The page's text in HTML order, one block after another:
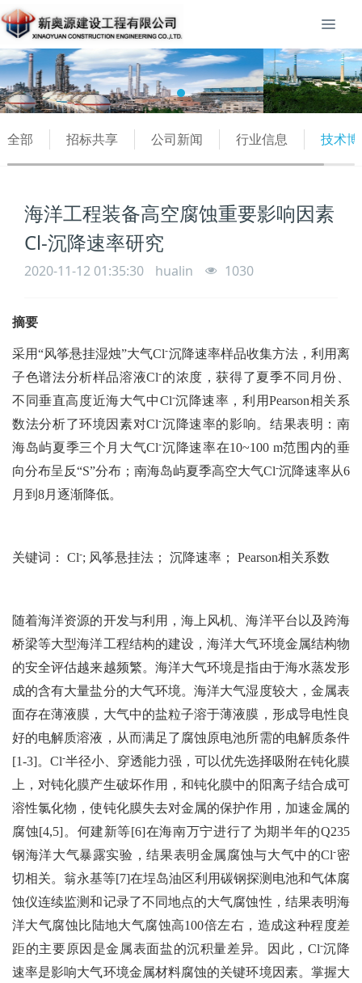
全部 招标共享 公司新闻 行业信息 技术
海洋工程装备高空腐蚀重要影响因素
Cl-沉降速率研究
2020-11-12 01:35:30 hualin 1030
摘要
采用“风筝悬挂湿烛”大气Cl-沉降速率样品收集方法，利用离
子色谱法分析样品溶液Cl-的浓度，获得了夏季不同月份、
不同垂直高度近海大气中Cl-沉降速率，利用Pearson相关系
数法分析了环境因素对Cl-沉降速率的影响。结果表明：南
海岛屿夏季三个月大气Cl-沉降速率在10~100 m范围内的垂
向分布呈反“S”分布；南海岛屿夏季高空大气Cl-沉降速率从6
月到8月逐渐降低。
关键词： Cl-; 风筝悬挂法； 沉降速率； Pearson相关系数
随着海洋资源的开发与利用，海上风机、海洋平台以及跨海
桥梁等大型海洋工程结构的建设，海洋大气环境金属结构物
的安全评估越来越频繁。海洋大气环境是指由于海水蒸发形
成的含有大量盐分的大气环境。海洋大气湿度较大，金属表
面存在薄液膜，大气中的盐粒子溶于薄液膜，形成导电性良
好的电解质溶液，从而满足了腐蚀原电池所需的电解质条件
[1-3]。 Cl-半径小、穿透能力强，可以优先选择吸附在钝化膜
上，对钝化膜产生破坏作用，和钝化膜中的阳离子结合成可
溶性氯化物，使钝化膜失去对金属的保护作用，加速金属的
腐蚀[4,5]。何建新等[6]在海南万宁进行了为期半年的Q235
钢海洋大气暴露实验，结果表明金属腐蚀与大气中的Cl-密
切相关。翁永基等[7]在埕岛油区利用碳钢探测电池和气体腐
蚀仪连续监测和记录了不同地点的大气腐蚀性，结果表明海
洋大气腐蚀比陆地大气腐蚀高100倍左右，造成这种程度差
距的主要原因是金属表面盐的沉积量差异。因此， Cl-沉降
速率是影响大气环境金属材料腐蚀的关键环境因素。掌握大